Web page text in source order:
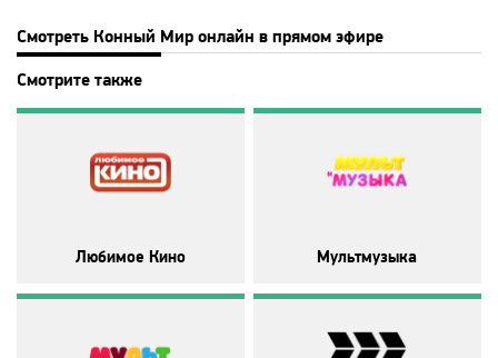
A1
A2
Amedia Hit
Amedia Premium HD
Смотреть Конный Мир онлайн в прямом эфире
Смотрите также
Любимое Кино Мультмузыка